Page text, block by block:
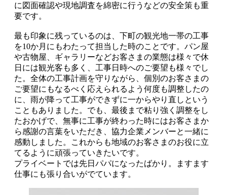
に図面確認や現地調査を綿密に行うなどの安全策も重
要です。
最も印象に残っているのは、下町の観光地一帯の工事
を10か月にもわたって担当した時のことです。パン屋
や古物屋、ギャラリーなどお客さまの業態は様々で休
日には観光客も多く、工事日時へのご要望も様々でし
た。全体の工事計画を守りながら、個別のお客さまの
ご要望にもなるべく応えられるよう何度も調整したの
に、雨が降って工事ができずに一からやり直しという
こともありました。でも、最後まで粘り強く調整をし
たおかげで、無事に工事が終わった時にはお客さまか
ら感謝の言葉をいただき、協力企業メンバーと一緒に
感動しました。これからも地域のお客さまのお役に立
てるように頑張っていきたいです。
プライベートでは先日パパになったばかり。ますます
仕事にも張り合いがでています。